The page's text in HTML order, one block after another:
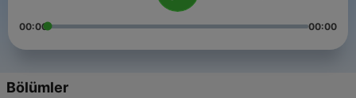
00:00 00:00
Bölümler